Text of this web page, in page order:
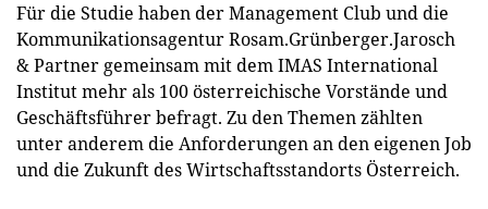
Für die Studie haben der Management Club und die
Kommunikationsagentur Rosam.Grünberger.Jarosch
& Partner gemeinsam mit dem IMAS International
Institut mehr als 100 österreichische Vorstände und
Geschäftsführer befragt. Zu den Themen zählten
unter anderem die Anforderungen an den eigenen Job
und die Zukunft des Wirtschaftsstandorts Österreich.